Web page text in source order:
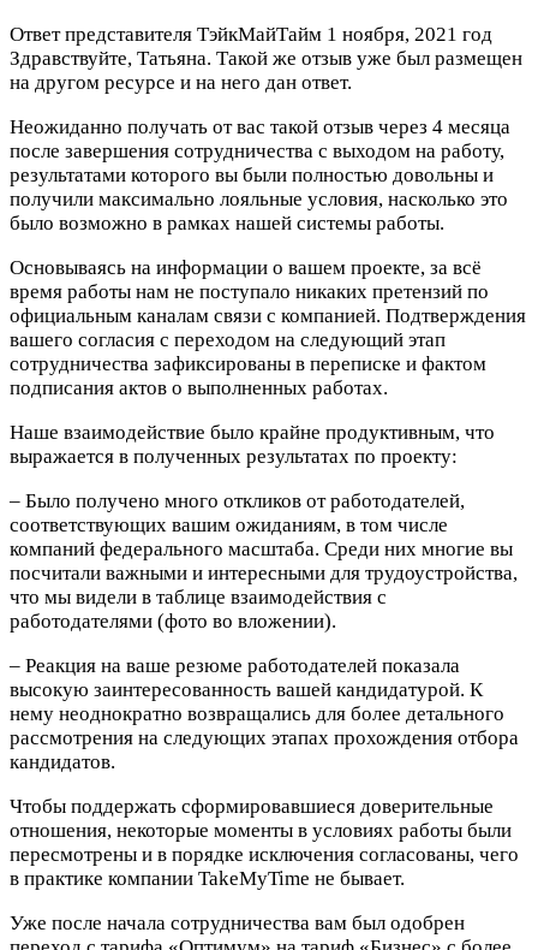
Ответ представителя ТэйкМайТайм 1 ноября, 2021 год
Здравствуйте, Татьяна. Такой же отзыв уже был размещен
на другом ресурсе и на него дан ответ.
Неожиданно получать от вас такой отзыв через 4 месяца
после завершения сотрудничества с выходом на работу,
результатами которого вы были полностью довольны и
получили максимально лояльные условия, насколько это
было возможно в рамках нашей системы работы.
Основываясь на информации о вашем проекте, за всё
время работы нам не поступало никаких претензий по
официальным каналам связи с компанией. Подтверждения
вашего согласия с переходом на следующий этап
сотрудничества зафиксированы в переписке и фактом
подписания актов о выполненных работах.
Наше взаимодействие было крайне продуктивным, что
выражается в полученных результатах по проекту:
– Было получено много откликов от работодателей,
соответствующих вашим ожиданиям, в том числе
компаний федерального масштаба. Среди них многие вы
посчитали важными и интересными для трудоустройства,
что мы видели в таблице взаимодействия с
работодателями (фото во вложении).
– Реакция на ваше резюме работодателей показала
высокую заинтересованность вашей кандидатурой. К
нему неоднократно возвращались для более детального
рассмотрения на следующих этапах прохождения отбора
кандидатов.
Чтобы поддержать сформировавшиеся доверительные
отношения, некоторые моменты в условиях работы были
пересмотрены и в порядке исключения согласованы, чего
в практике компании TakeMyTime не бывает.
Уже после начала сотрудничества вам был одобрен